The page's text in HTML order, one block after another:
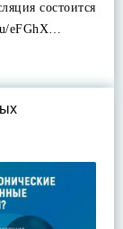
состоится
eFGhX…